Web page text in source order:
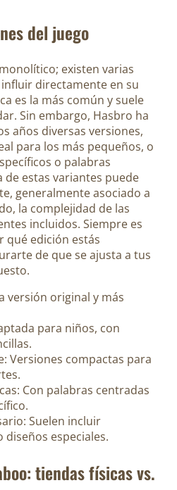
del juego
existen varias
directamente en su
es la más común y suele
Sin embargo, Hasbro ha
años diversas versiones,
para los más pequeños, o
o palabras
de estas variantes puede
generalmente asociado a
la complejidad de las
incluidos. Siempre es
qué edición estás
de que se ajusta a tus
versión original y más
para niños, con
Versiones compactas para
Con palabras centradas
Suelen incluir
especiales.
tiendas físicas vs.